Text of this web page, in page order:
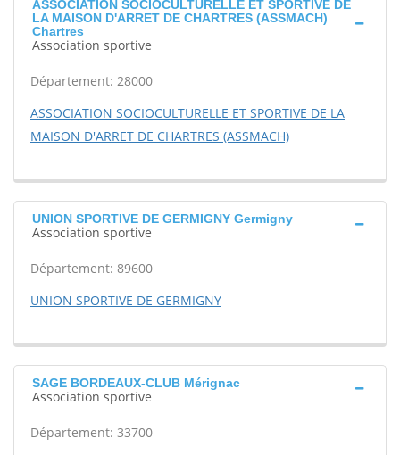
ASSOCIATION SOCIOCULTURELLE ET SPORTIVE DE
LA MAISON D'ARRET DE CHARTRES (ASSMACH)
Chartres
Association sportive
Département: 28000
ASSOCIATION SOCIOCULTURELLE ET SPORTIVE DE LA
MAISON D'ARRET DE CHARTRES (ASSMACH)
UNION SPORTIVE DE GERMIGNY Germigny
Association sportive
Département: 89600
UNION SPORTIVE DE GERMIGNY
SAGE BORDEAUX-CLUB Mérignac
Association sportive
Département: 33700